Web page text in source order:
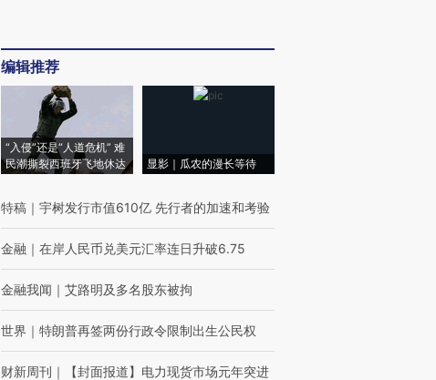
编辑推荐
“入侵”还是“人道危机” 难
民潮撕裂西班牙飞地休达
显影｜瓜农的漫长等待
特稿 ｜ 宇树发行市值610亿 先行者的加速和考验
金融 ｜ 在岸人民币兑美元汇率连日升破6.75
金融我闻 ｜ 艾路明及多名股东被拘
世界 ｜ 特朗普再签两份行政令限制出生公民权
财新周刊 ｜ 【封面报道】电力现货市场元年突进